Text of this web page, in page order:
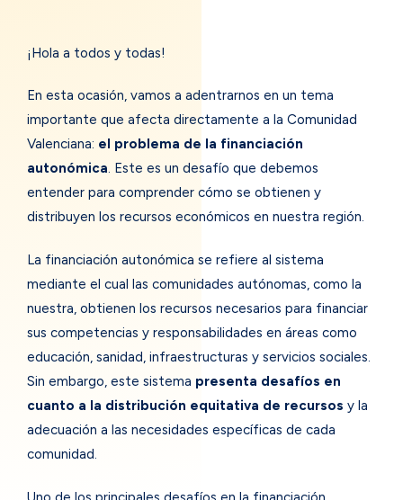
¡Hola a todos y todas!
En esta ocasión, vamos a adentrarnos en un tema
importante que afecta directamente a la Comunidad
Valenciana: el problema de la financiación
autonómica. Este es un desafío que debemos
entender para comprender cómo se obtienen y
distribuyen los recursos económicos en nuestra región.
La financiación autonómica se refiere al sistema
mediante el cual las comunidades autónomas, como la
nuestra, obtienen los recursos necesarios para financiar
sus competencias y responsabilidades en áreas como
educación, sanidad, infraestructuras y servicios sociales.
Sin embargo, este sistema presenta desafíos en
cuanto a la distribución equitativa de recursos y la
adecuación a las necesidades específicas de cada
comunidad.